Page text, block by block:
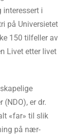
interessert i
på Universietet
150 tilfeller av
Livet etter livet
er dr.
«far» til slik
på nær-